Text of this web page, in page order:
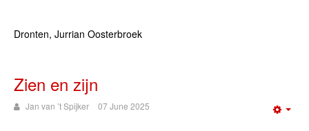
Dronten, Jurrian Oosterbroek
Zien en zijn
Jan van ’t Spijker 07 June 2025